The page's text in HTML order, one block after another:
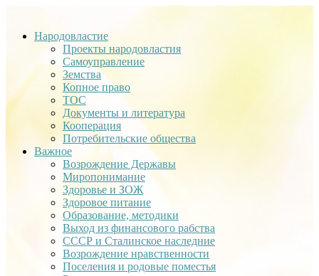
Народовластие
Проекты народовластия
Самоуправление
Земства
Копное право
ТОС
Документы и литература
Кооперация
Потребительские общества
Важное
Возрождение Державы
Миропонимание
Здоровье и ЗОЖ
Здоровое питание
Образование, методики
Выход из финансового рабства
СССР и Сталинское наследние
Возрождение нравственности
Поселения и родовые поместья